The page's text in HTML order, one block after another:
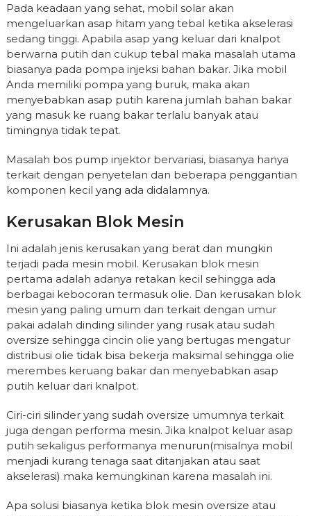
Pada keadaan yang sehat, mobil solar akan
mengeluarkan asap hitam yang tebal ketika akselerasi
sedang tinggi. Apabila asap yang keluar dari knalpot
berwarna putih dan cukup tebal maka masalah utama
biasanya pada pompa injeksi bahan bakar. Jika mobil
Anda memiliki pompa yang buruk, maka akan
menyebabkan asap putih karena jumlah bahan bakar
yang masuk ke ruang bakar terlalu banyak atau
timingnya tidak tepat.
Masalah bos pump injektor bervariasi, biasanya hanya
terkait dengan penyetelan dan beberapa penggantian
komponen kecil yang ada didalamnya.
Kerusakan Blok Mesin
Ini adalah jenis kerusakan yang berat dan mungkin
terjadi pada mesin mobil. Kerusakan blok mesin
pertama adalah adanya retakan kecil sehingga ada
berbagai kebocoran termasuk olie. Dan kerusakan blok
mesin yang paling umum dan terkait dengan umur
pakai adalah dinding silinder yang rusak atau sudah
oversize sehingga cincin olie yang bertugas mengatur
distribusi olie tidak bisa bekerja maksimal sehingga olie
merembes keruang bakar dan menyebabkan asap
putih keluar dari knalpot.
Ciri-ciri silinder yang sudah oversize umumnya terkait
juga dengan performa mesin. Jika knalpot keluar asap
putih sekaligus performanya menurun(misalnya mobil
menjadi kurang tenaga saat ditanjakan atau saat
akselerasi) maka kemungkinan karena masalah ini.
Apa solusi biasanya ketika blok mesin oversize atau